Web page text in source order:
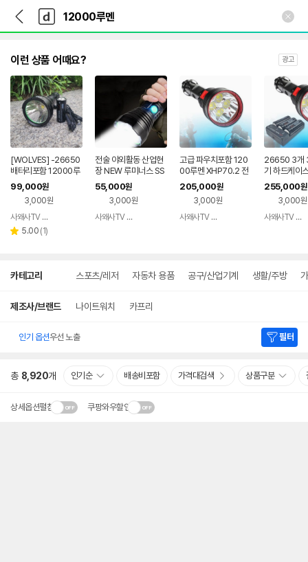
다
나
와
가
다
와
인
이런 상품 어때요? 광고
[WOLVES] -26650
배터리포함 12000루
멘 XHP130 초강력 L
ED랜턴 X13
99,000원
3,000원
사왜사TV 공구팜
별 5.00 리
(1)
전술 야외활동 산업현
장 NEW 루미너스 SS
T40 12000루멘 울
트라 브라이트 LED손
전등 [본품]
55,000원
3,000원
사왜사TV 공구팜
고급 파우치포함 120
00루멘 XHP70.2 전
문가용 SCUBA 해루
질 잠수 LED손전등
[본품]
205,000원
3,000원
사왜사TV 공구팜
26650 3개
기 하드케이
000루멘
전문가용 스
손전등 풀세
255,000원
3,000원
사왜사TV 공구팜
카테고리 스포츠/레저 자동차 용품 공구/산업기계 생활/주방
제조사/브랜드 나이트워치 카프리
인기 옵션우선 노출 필터
총 8,920개 인기순 배송비포함 가격대검색 상품구분
상세옵션펼침 쿠팡와우할인